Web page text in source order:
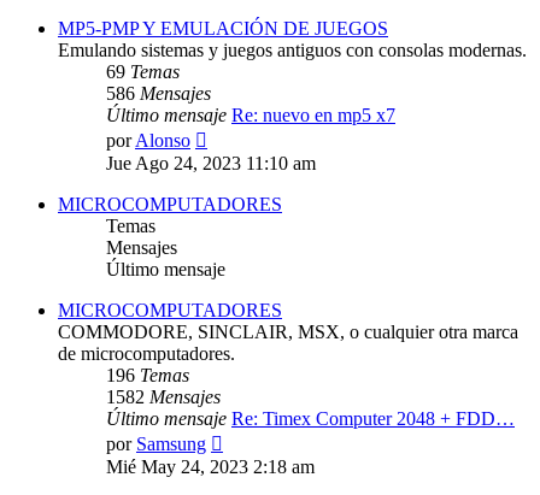
MP5-PMP Y EMULACIÓN DE JUEGOS
Emulando sistemas y juegos antiguos con consolas modernas.
69 Temas
586 Mensajes
Último mensaje Re: nuevo en mp5 x7
porAlonso
último
Jue Ago 24, 2023 11:10 am
MICROCOMPUTADORES
Temas
Mensajes
Último mensaje
MICROCOMPUTADORES
COMMODORE, SINCLAIR, MSX, o cualquier otra marca
de microcomputadores.
196 Temas
1582 Mensajes
Último mensaje Re: Timex Computer 2048 + FDD…
por Samsung
último
Mié May 24, 2023 2:18 am